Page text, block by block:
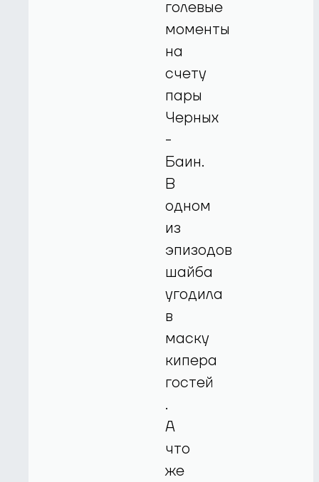
голевые
моменты
на
счету
пары
Черных
-
Баин.
В
одном
из
эпизодов
шайба
угодила
в
маску
кипера
гостей
.
А
что
же